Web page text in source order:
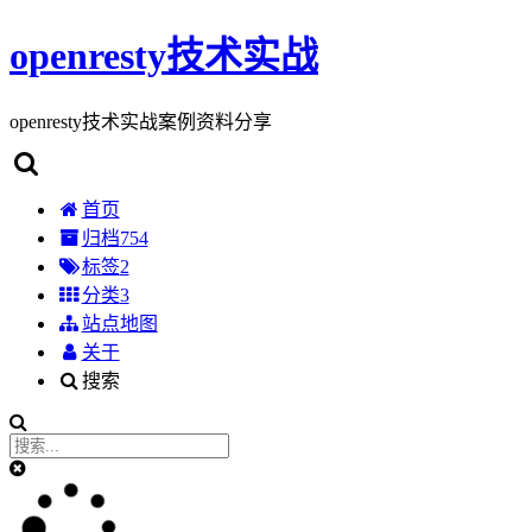
openresty技术实战
openresty技术实战案例资料分享
首页
归档754
标签2
分类3
站点地图
关于
搜索